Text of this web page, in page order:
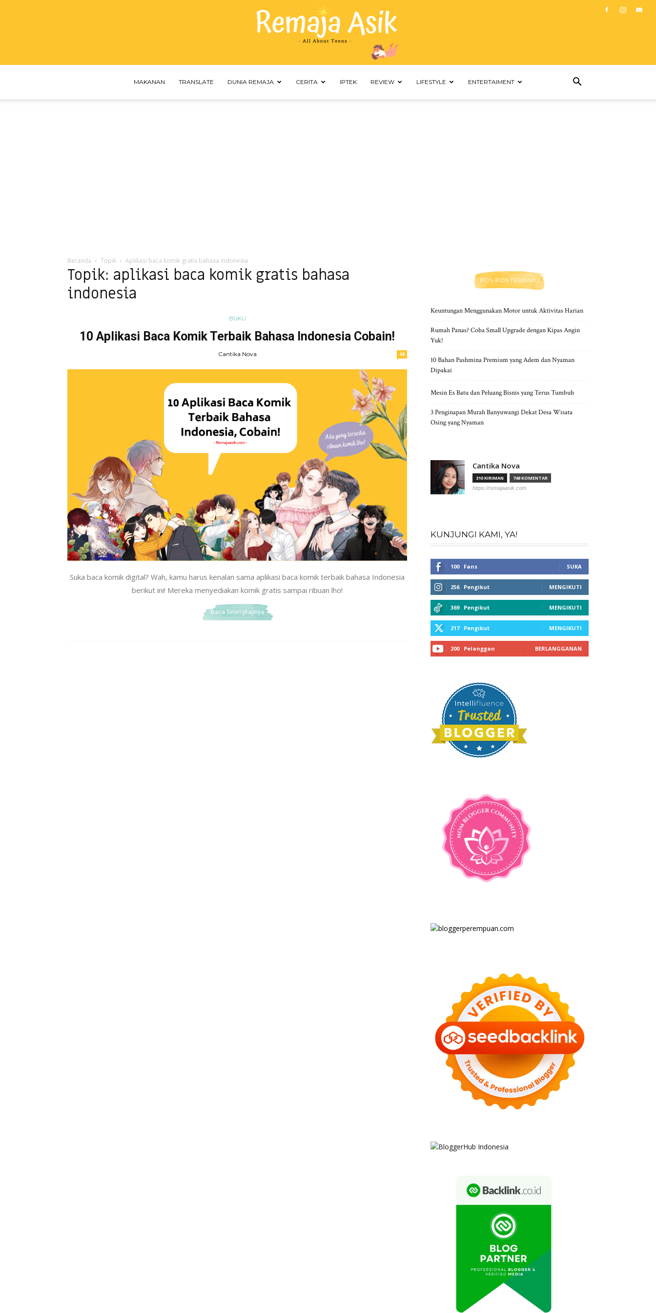
MAKANAN TRANSLATE DUNIA REMAJA CERITA IPTEK REVIEW LIFESTYLE ENTERTAIMENT
Beranda Topik Aplikasi baca komik gratis bahasa indonesia
Topik: aplikasi baca komik gratis bahasa
indonesia
BUKU
10 Aplikasi Baca Komik Terbaik Bahasa Indonesia Cobain!
Cantika Nova 48
Suka baca komik digital? Wah, kamu harus kenalan sama aplikasi baca komik terbaik bahasa Indonesia
berikut ini! Mereka menyediakan komik gratis sampai ribuan lho!
Baca Selengkapnya
POS-POS TERBARU
Keuntungan Menggunakan Motor untuk Aktivitas Harian
Rumah Panas? Coba Small Upgrade dengan Kipas Angin
Yuk!
10 Bahan Pashmina Premium yang Adem dan Nyaman
Dipakai
Mesin Es Batu dan Peluang Bisnis yang Terus Tumbuh
3 Penginapan Murah Banyuwangi Dekat Desa Wisata
Osing yang Nyaman
Cantika Nova
310 KIRIMAN 748 KOMENTAR
https://remajaasik.com
KUNJUNGI KAMI, YA!
100 Fans SUKA
256 Pengikut MENGIKUTI
369 Pengikut MENGIKUTI
217 Pengikut MENGIKUTI
200 Pelanggan BERLANGGANAN